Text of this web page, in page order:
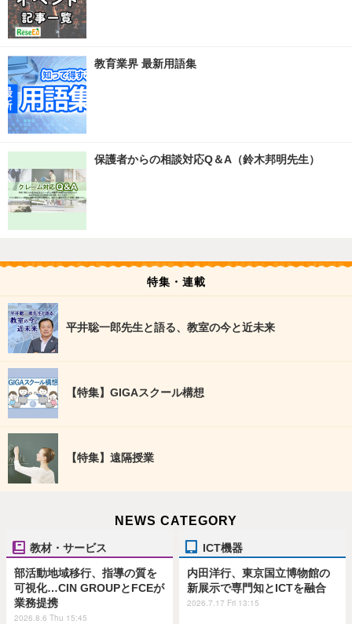
教育業界 最新用語集
保護者からの相談対応Q＆A（鈴木邦明先生）
特集・連載
平井聡一郎先生と語る、教室の今と近未来
【特集】GIGAスクール構想
【特集】遠隔授業
NEWS CATEGORY
教材・サービス
部活動地域移行、指導の質を
可視化…CIN GROUPとFCEが
業務提携
2026.8.6 Thu 15:45
ICT機器
内田洋行、東京国立博物館の
新展示で専門知とICTを融合
2026.7.17 Fri 13:15